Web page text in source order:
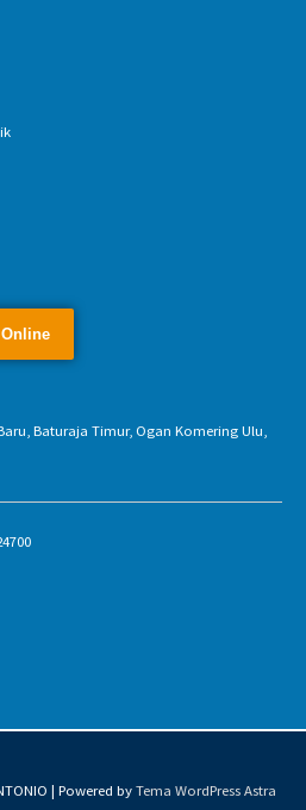
Baturaja Timur, Ogan Komering Ulu,
| Powered byTema WordPress Astra